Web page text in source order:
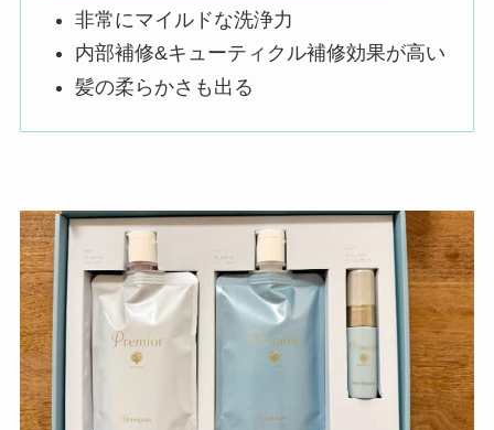
非常にマイルドな洗浄力
内部補修&キューティクル補修効果が高い
髪の柔らかさも出る